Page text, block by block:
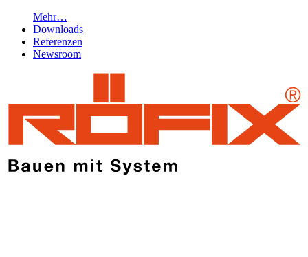
Mehr…
Downloads
Referenzen
Newsroom